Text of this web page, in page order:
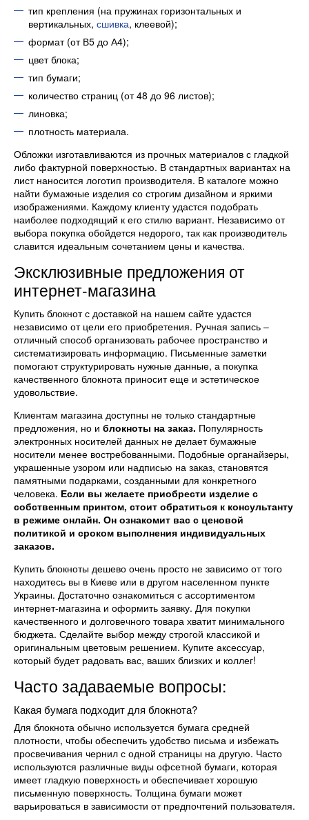
тип крепления (на пружинах горизонтальных и
вертикальных, сшивка, клеевой);
формат (от В5 до А4);
цвет блока;
тип бумаги;
количество страниц (от 48 до 96 листов);
линовка;
плотность материала.
Обложки изготавливаются из прочных материалов с гладкой
либо фактурной поверхностью. В стандартных вариантах на
лист наносится логотип производителя. В каталоге можно
найти бумажные изделия со строгим дизайном и яркими
изображениями. Каждому клиенту удастся подобрать
наиболее подходящий к его стилю вариант. Независимо от
выбора покупка обойдется недорого, так как производитель
славится идеальным сочетанием цены и качества.
Эксклюзивные предложения от
интернет-магазина
Купить блокнот с доставкой на нашем сайте удастся
независимо от цели его приобретения. Ручная запись –
отличный способ организовать рабочее пространство и
систематизировать информацию. Письменные заметки
помогают структурировать нужные данные, а покупка
качественного блокнота приносит еще и эстетическое
удовольствие.
Клиентам магазина доступны не только стандартные
предложения, но и блокноты на заказ. Популярность
электронных носителей данных не делает бумажные
носители менее востребованными. Подобные органайзеры,
украшенные узором или надписью на заказ, становятся
памятными подарками, созданными для конкретного
человека. Если вы желаете приобрести изделие с
собственным принтом, стоит обратиться к консультанту
в режиме онлайн. Он ознакомит вас с ценовой
политикой и сроком выполнения индивидуальных
заказов.
Купить блокноты дешево очень просто не зависимо от того
находитесь вы в Киеве или в другом населенном пункте
Украины. Достаточно ознакомиться с ассортиментом
интернет-магазина и оформить заявку. Для покупки
качественного и долговечного товара хватит минимального
бюджета. Сделайте выбор между строгой классикой и
оригинальным цветовым решением. Купите аксессуар,
который будет радовать вас, ваших близких и коллег!
Часто задаваемые вопросы:
Какая бумага подходит для блокнота?
Для блокнота обычно используется бумага средней
плотности, чтобы обеспечить удобство письма и избежать
просвечивания чернил с одной страницы на другую. Часто
используются различные виды офсетной бумаги, которая
имеет гладкую поверхность и обеспечивает хорошую
письменную поверхность. Толщина бумаги может
варьироваться в зависимости от предпочтений пользователя.